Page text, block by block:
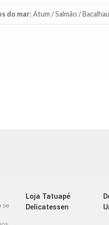
do mar: Atum / Salmão / Bacalhau
se
Loja Tatuapé
Delicatessen